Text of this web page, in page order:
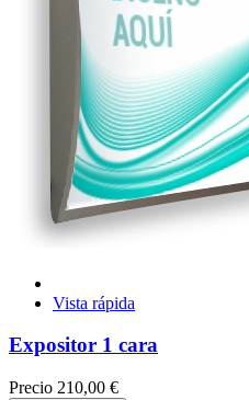
Vista rápida
Expositor 1 cara
Precio 210,00 €